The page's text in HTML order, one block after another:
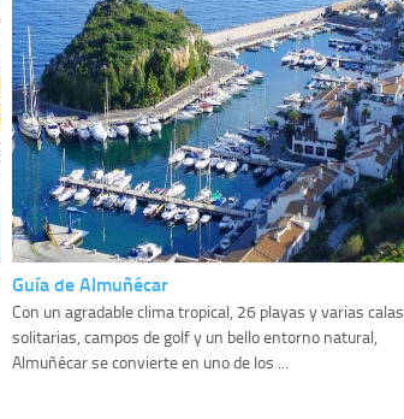
Guía de Almuñécar
Con un agradable clima tropical, 26 playas y varias calas
solitarias, campos de golf y un bello entorno natural,
Almuñécar se convierte en uno de los ...